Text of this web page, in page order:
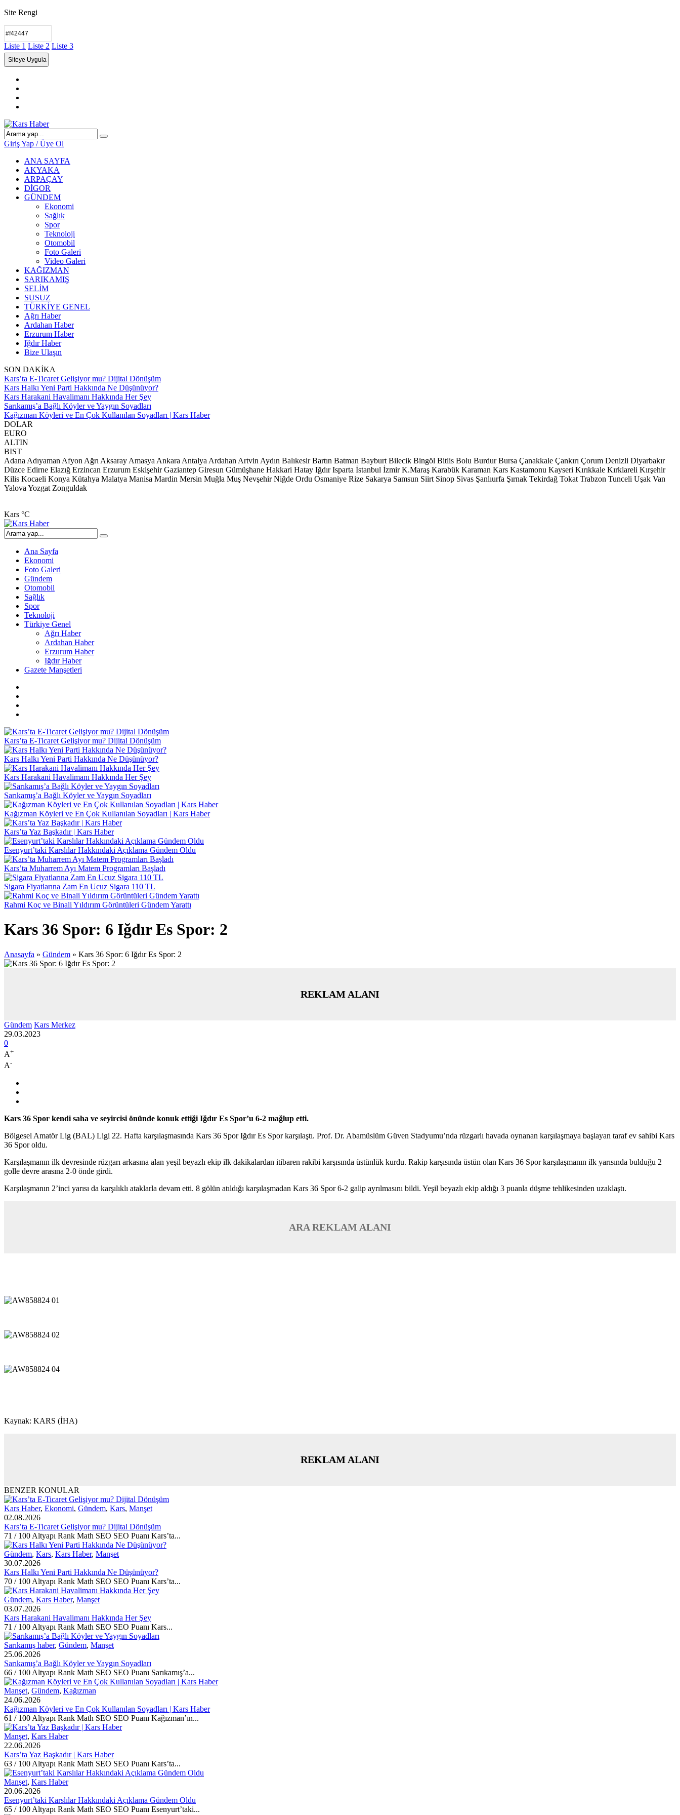
Site Rengi
Liste 1 Liste 2 Liste 3
Giriş Yap / Üye Ol
ANA SAYFA
AKYAKA
ARPAÇAY
DİGOR
GÜNDEM
Ekonomi
Sağlık
Spor
Teknoloji
Otomobil
Foto Galeri
Video Galeri
KAĞIZMAN
SARIKAMIŞ
SELİM
SUSUZ
TÜRKİYE GENEL
Ağrı Haber
Ardahan Haber
Erzurum Haber
Iğdır Haber
Bize Ulaşın
SON DAKİKA
Kars’ta E-Ticaret Gelişiyor mu? Dijital Dönüşüm
Kars Halkı Yeni Parti Hakkında Ne Düşünüyor?
Kars Harakani Havalimanı Hakkında Her Şey
Sarıkamış’a Bağlı Köyler ve Yaygın Soyadları
Kağızman Köyleri ve En Çok Kullanılan Soyadları | Kars Haber
DOLAR
EURO
ALTIN
BIST
Adana Adıyaman Afyon Ağrı Aksaray Amasya Ankara Antalya Ardahan Artvin Aydın Balıkesir Bartın Batman Bayburt Bilecik Bingöl Bitlis Bolu Burdur Bursa Çanakkale Çankırı Çorum Denizli Diyarbakır
Düzce Edirne Elazığ Erzincan Erzurum Eskişehir Gaziantep Giresun Gümüşhane Hakkari Hatay Iğdır Isparta İstanbul İzmir K.Maraş Karabük Karaman Kars Kastamonu Kayseri Kırıkkale Kırklareli Kırşehir
Kilis Kocaeli Konya Kütahya Malatya Manisa Mardin Mersin Muğla Muş Nevşehir Niğde Ordu Osmaniye Rize Sakarya Samsun Siirt Sinop Sivas Şanlıurfa Şırnak Tekirdağ Tokat Trabzon Tunceli Uşak Van
Yalova Yozgat Zonguldak
Kars °C
Ana Sayfa
Ekonomi
Foto Galeri
Gündem
Otomobil
Sağlık
Spor
Teknoloji
Türkiye Genel
Ağrı Haber
Ardahan Haber
Erzurum Haber
Iğdır Haber
Gazete Manşetleri
Kars’ta E-Ticaret Gelişiyor mu? Dijital Dönüşüm
Kars Halkı Yeni Parti Hakkında Ne Düşünüyor?
Kars Harakani Havalimanı Hakkında Her Şey
Sarıkamış’a Bağlı Köyler ve Yaygın Soyadları
Kağızman Köyleri ve En Çok Kullanılan Soyadları | Kars Haber
Kars’ta Yaz Başkadır | Kars Haber
Esenyurt’taki Karslılar Hakkındaki Açıklama Gündem Oldu
Kars’ta Muharrem Ayı Matem Programları Başladı
Sigara Fiyatlarına Zam En Ucuz Sigara 110 TL
Rahmi Koç ve Binali Yıldırım Görüntüleri Gündem Yarattı
Kars 36 Spor: 6 Iğdır Es Spor: 2
Anasayfa » Gündem » Kars 36 Spor: 6 Iğdır Es Spor: 2
REKLAM ALANI
Gündem Kars Merkez
29.03.2023
0
A+
A-
Kars 36 Spor kendi saha ve seyircisi önünde konuk ettiği Iğdır Es Spor’u 6-2 mağlup etti.
Bölgesel Amatör Lig (BAL) Ligi 22. Hafta karşılaşmasında Kars 36 Spor Iğdır Es Spor karşılaştı. Prof. Dr. Abamüslüm Güven Stadyumu’nda rüzgarlı havada oynanan karşılaşmaya başlayan taraf ev sahibi Kars
36 Spor oldu.
Karşılaşmanın ilk devresinde rüzgarı arkasına alan yeşil beyazlı ekip ilk dakikalardan itibaren rakibi karşısında üstünlük kurdu. Rakip karşısında üstün olan Kars 36 Spor karşılaşmanın ilk yarısında bulduğu 2
golle devre arasına 2-0 önde girdi.
Karşılaşmanın 2’inci yarısı da karşılıklı ataklarla devam etti. 8 gölün atıldığı karşılaşmadan Kars 36 Spor 6-2 galip ayrılmasını bildi. Yeşil beyazlı ekip aldığı 3 puanla düşme tehlikesinden uzaklaştı.
ARA REKLAM ALANI
Kaynak: KARS (İHA)
REKLAM ALANI
BENZER KONULAR
Kars Haber, Ekonomi, Gündem, Kars, Manşet
02.08.2026
Kars’ta E-Ticaret Gelişiyor mu? Dijital Dönüşüm
71 / 100 Altyapı Rank Math SEO SEO Puanı Kars’ta...
Gündem, Kars, Kars Haber, Manşet
30.07.2026
Kars Halkı Yeni Parti Hakkında Ne Düşünüyor?
70 / 100 Altyapı Rank Math SEO SEO Puanı Kars’ta...
Gündem, Kars Haber, Manşet
03.07.2026
Kars Harakani Havalimanı Hakkında Her Şey
71 / 100 Altyapı Rank Math SEO SEO Puanı Kars...
Sarıkamış haber, Gündem, Manşet
25.06.2026
Sarıkamış’a Bağlı Köyler ve Yaygın Soyadları
66 / 100 Altyapı Rank Math SEO SEO Puanı Sarıkamış’a...
Manşet, Gündem, Kağızman
24.06.2026
Kağızman Köyleri ve En Çok Kullanılan Soyadları | Kars Haber
61 / 100 Altyapı Rank Math SEO SEO Puanı Kağızman’ın...
Manşet, Kars Haber
22.06.2026
Kars’ta Yaz Başkadır | Kars Haber
63 / 100 Altyapı Rank Math SEO SEO Puanı Kars’ta...
Manşet, Kars Haber
20.06.2026
Esenyurt’taki Karslılar Hakkındaki Açıklama Gündem Oldu
65 / 100 Altyapı Rank Math SEO SEO Puanı Esenyurt’taki...